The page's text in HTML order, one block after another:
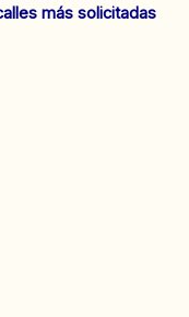
más solicitadas